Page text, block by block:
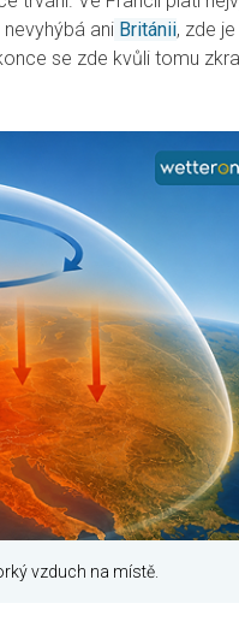
ani Británii, zde
se zde kvůli tomu
vzduch na místě.